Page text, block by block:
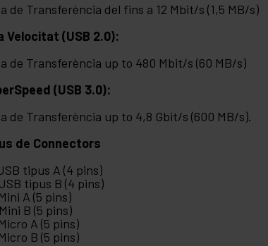
de Transferència del fins a 12 Mbit/s (1,5 MB/s)
Velocitat (USB 2.0):
de Transferència up to 480 Mbit/s (60 MB/s)
(USB 3.0):
de Transferència up to 4,8 Gbit/s (600 MB/s).
de Connectors
tipus A (4 pins)
tipus B (4 pins)
A (5 pins)
B (5 pins)
A (5 pins)
B (5 pins)